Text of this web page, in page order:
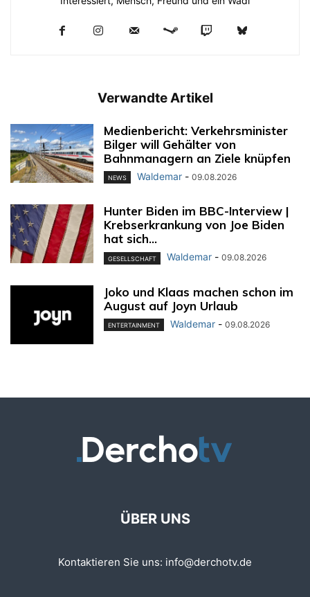
Verwandte Artikel
Medienbericht: Verkehrsminister
Bilger will Gehälter von
Bahnmanagern an Ziele knüpfen
NEWS Waldemar - 09.08.2026
Hunter Biden im BBC-Interview |
Krebserkrankung von Joe Biden
hat sich...
GESELLSCHAFT Waldemar - 09.08.2026
Joko und Klaas machen schon im
August auf Joyn Urlaub
ENTERTAINMENT Waldemar - 09.08.2026
ÜBER UNS
Kontaktieren Sie uns: info@derchotv.de